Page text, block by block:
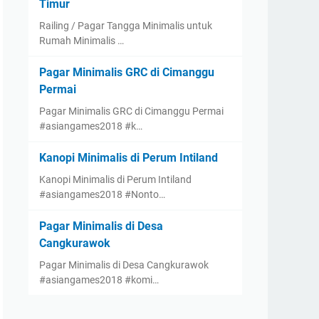
Timur
Railing / Pagar Tangga Minimalis untuk
Rumah Minimalis …
Pagar Minimalis GRC di Cimanggu
Permai
Pagar Minimalis GRC di Cimanggu Permai
#asiangames2018 #k…
Kanopi Minimalis di Perum Intiland
Kanopi Minimalis di Perum Intiland
#asiangames2018 #Nonto…
Pagar Minimalis di Desa
Cangkurawok
Pagar Minimalis di Desa Cangkurawok
#asiangames2018 #komi…